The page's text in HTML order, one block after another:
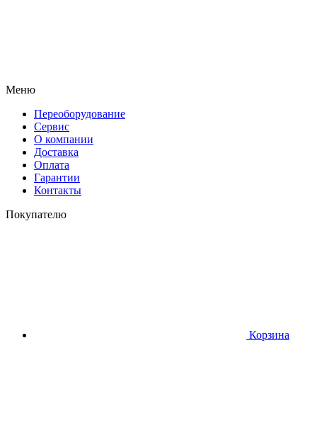
Меню
Переоборудование
Сервис
О компании
Доставка
Оплата
Гарантии
Контакты
Покупателю
Корзина